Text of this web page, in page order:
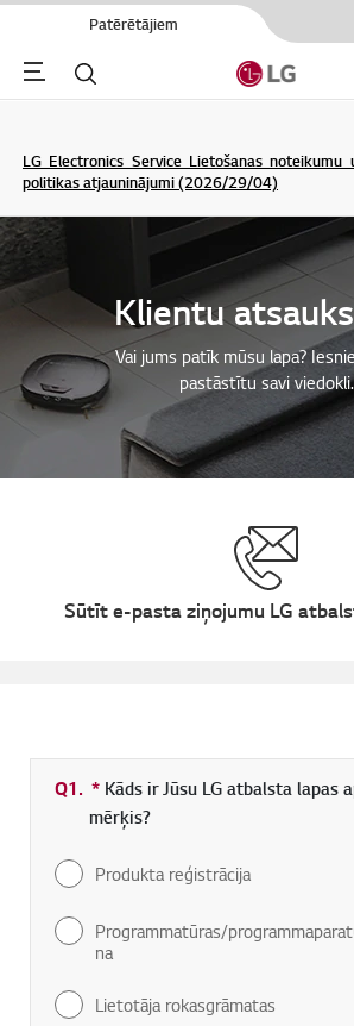
Patērētājiem
Menu Meklēt
LG Electronics Service Lietošanas noteikumu
politikas atjauninājumi (2026/29/04)
Klientu
Vai jums patīk mūsu lapa?
pastāstītu savi viedokli.
Sūtīt e-pasta ziņojumu LG
Q1. * Obligāti aizpildāms lauks
Kāds ir Jūsu LG atbalsta lapas
mērķis?
Produkta reģistrācija
Programmatūras/
na
Lietotāja rokasgrāmatas